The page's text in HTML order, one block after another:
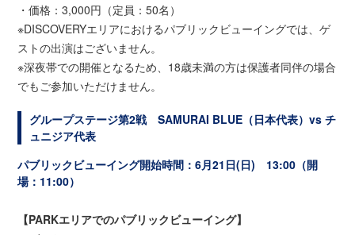
・価格：3,000円（定員：50名）
※DISCOVERYエリアにおけるパブリックビューイングでは、ゲ
ストの出演はございません。
※深夜帯での開催となるため、18歳未満の方は保護者同伴の場合
でもご参加いただけません。
グループステージ第2戦 SAMURAI BLUE（日本代表）vs チ
ュニジア代表
パブリックビューイング開始時間：6月21日(日) 13:00（開
場：11:00）
【PARKエリアでのパブリックビューイング】